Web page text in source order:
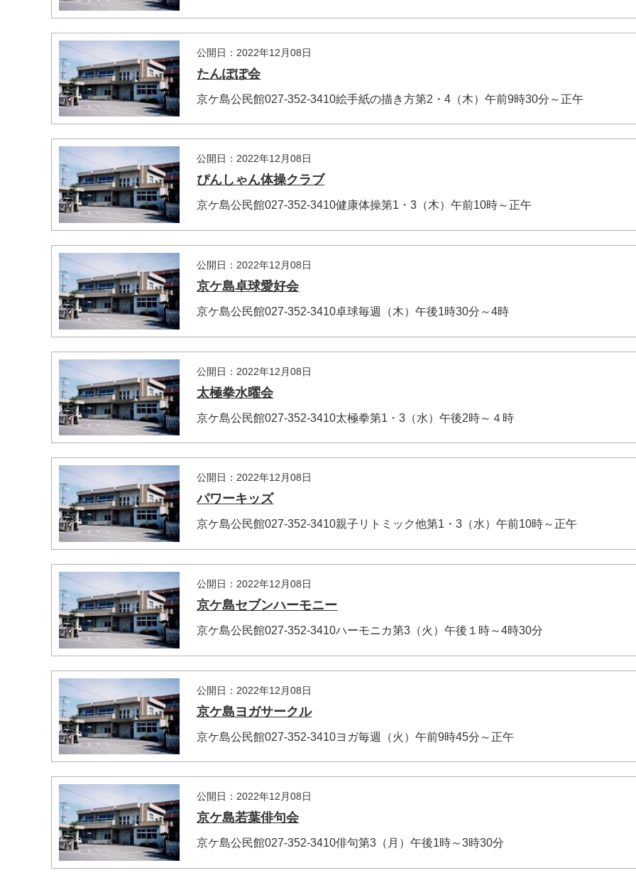
公開日：2022年12月08日
たんぽぽ会
京ケ島公民館027-352-3410絵手紙の描き方第2・4（木）午前9時30分～正午
公開日：2022年12月08日
ぴんしゃん体操クラブ
京ケ島公民館027-352-3410健康体操第1・3（木）午前10時～正午
公開日：2022年12月08日
京ケ島卓球愛好会
京ケ島公民館027-352-3410卓球毎週（木）午後1時30分～4時
公開日：2022年12月08日
太極拳水曜会
京ケ島公民館027-352-3410太極拳第1・3（水）午後2時～４時
公開日：2022年12月08日
パワーキッズ
京ケ島公民館027-352-3410親子リトミック他第1・3（水）午前10時～正午
公開日：2022年12月08日
京ケ島セブンハーモニー
京ケ島公民館027-352-3410ハーモニカ第3（火）午後１時～4時30分
公開日：2022年12月08日
京ケ島ヨガサークル
京ケ島公民館027-352-3410ヨガ毎週（火）午前9時45分～正午
公開日：2022年12月08日
京ケ島若葉俳句会
京ケ島公民館027-352-3410俳句第3（月）午後1時～3時30分